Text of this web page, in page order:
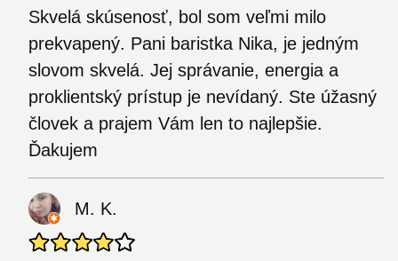
Skvelá skúsenosť, bol som veľmi milo
prekvapený. Pani baristka Nika, je jedným
slovom skvelá. Jej správanie, energia a
proklientský prístup je nevídaný. Ste úžasný
človek a prajem Vám len to najlepšie.
Ďakujem
M. K.